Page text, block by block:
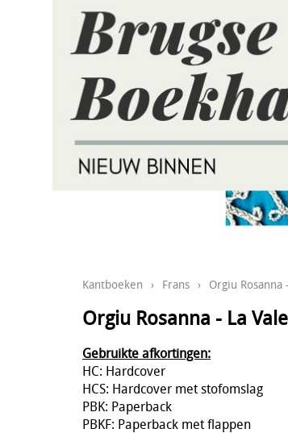
Kantboeken › Frans › Orgiu Rosanna
Orgiu Rosanna - La
Gebruikte afkortingen:
HC: Hardcover
HCS: Hardcover met stofomslag
PBK: Paperback
PBKF: Paperback met flappen